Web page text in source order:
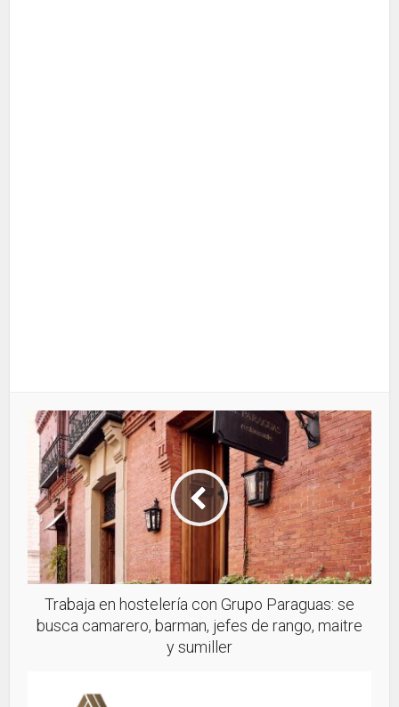
Trabaja en hostelería con Grupo Paraguas: se
busca camarero, barman, jefes de rango, maitre
y sumiller